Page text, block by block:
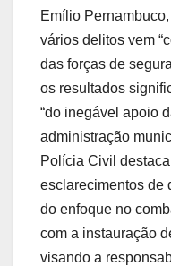
Emílio
vários delitos vem
das forças de
os resultados
“do inegável apoio
administração
Polícia Civil
esclarecimentos de
do enfoque no
com a instauração
visando a